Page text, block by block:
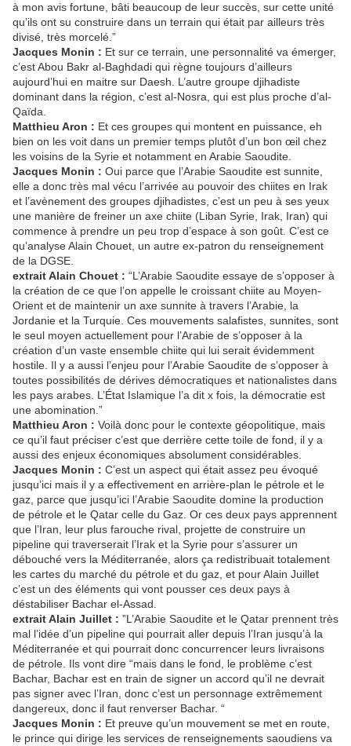
à mon avis fortune, bâti beaucoup de leur succès, sur cette unité
qu’ils ont su construire dans un terrain qui était par ailleurs très
divisé, très morcelé.”
Jacques Monin : Et sur ce terrain, une personnalité va émerger,
c’est Abou Bakr al-Baghdadi qui règne toujours d’ailleurs
aujourd’hui en maitre sur Daesh. L’autre groupe djihadiste
dominant dans la région, c’est al-Nosra, qui est plus proche d’al-
Qaïda.
Matthieu Aron : Et ces groupes qui montent en puissance, eh
bien on les voit dans un premier temps plutôt d’un bon œil chez
les voisins de la Syrie et notamment en Arabie Saoudite.
Jacques Monin : Oui parce que l’Arabie Saoudite est sunnite,
elle a donc très mal vécu l’arrivée au pouvoir des chiites en Irak
et l’avènement des groupes djihadistes, c’est un peu à ses yeux
une manière de freiner un axe chiite (Liban Syrie, Irak, Iran) qui
commence à prendre un peu trop d’espace à son goût. C’est ce
qu’analyse Alain Chouet, un autre ex-patron du renseignement
de la DGSE.
extrait Alain Chouet : “L’Arabie Saoudite essaye de s’opposer à
la création de ce que l’on appelle le croissant chiite au Moyen-
Orient et de maintenir un axe sunnite à travers l’Arabie, la
Jordanie et la Turquie. Ces mouvements salafistes, sunnites, sont
le seul moyen actuellement pour l’Arabie de s’opposer à la
création d’un vaste ensemble chiite qui lui serait évidemment
hostile. Il y a aussi l’enjeu pour l’Arabie Saoudite de s’opposer à
toutes possibilités de dérives démocratiques et nationalistes dans
les pays arabes. L’État Islamique l’a dit x fois, la démocratie est
une abomination.”
Matthieu Aron : Voilà donc pour le contexte géopolitique, mais
ce qu’il faut préciser c’est que derrière cette toile de fond, il y a
aussi des enjeux économiques absolument considérables.
Jacques Monin : C’est un aspect qui était assez peu évoqué
jusqu’ici mais il y a effectivement en arrière-plan le pétrole et le
gaz, parce que jusqu’ici l’Arabie Saoudite domine la production
de pétrole et le Qatar celle du Gaz. Or ces deux pays apprennent
que l’Iran, leur plus farouche rival, projette de construire un
pipeline qui traverserait l’Irak et la Syrie pour s’assurer un
débouché vers la Méditerranée, alors ça redistribuait totalement
les cartes du marché du pétrole et du gaz, et pour Alain Juillet
c’est un des éléments qui vont pousser ces deux pays à
déstabiliser Bachar el-Assad.
extrait Alain Juillet : ”L’Arabie Saoudite et le Qatar prennent très
mal l’idée d’un pipeline qui pourrait aller depuis l’Iran jusqu’à la
Méditerranée et qui pourrait donc concurrencer leurs livraisons
de pétrole. Ils vont dire “mais dans le fond, le problème c’est
Bachar, Bachar est en train de signer un accord qu’il ne devrait
pas signer avec l’Iran, donc c’est un personnage extrêmement
dangereux, donc il faut renverser Bachar. “
Jacques Monin : Et preuve qu’un mouvement se met en route,
le prince qui dirige les services de renseignements saoudiens va